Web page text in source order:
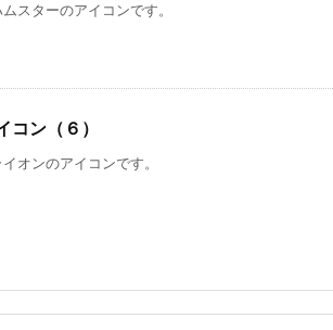
スターのアイコンです。
コン（６）
オンのアイコンです。